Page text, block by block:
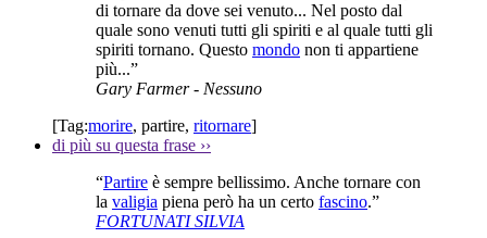
di tornare da dove sei venuto... Nel posto dal
quale sono venuti tutti gli spiriti e al quale tutti gli
spiriti tornano. Questo mondo non ti appartiene
più...”
Gary Farmer- Nessuno
[Tag:morire, partire, ritornare]
di più su questa frase ››
“Partire è sempre bellissimo. Anche tornare con
la valigia piena però ha un certo fascino.”
FORTUNATI SILVIA